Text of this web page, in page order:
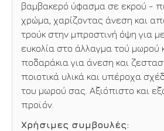
βαμβακερό ύφασμα σε εκρού -
χρώμα, χαρίζοντας άνεση και
τρούκ στην μπροστινή όψη για
ευκολία στο άλλαγμα τού μωρού
ποδαράκια για άνεση και
ποιοτικά υλικά και υπέροχα
του μωρού σας. Αξιόπιστο και
προϊόν.
Χρήσιμες συμβουλές: